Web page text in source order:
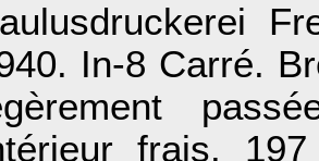
In-8 Carré.
frais.